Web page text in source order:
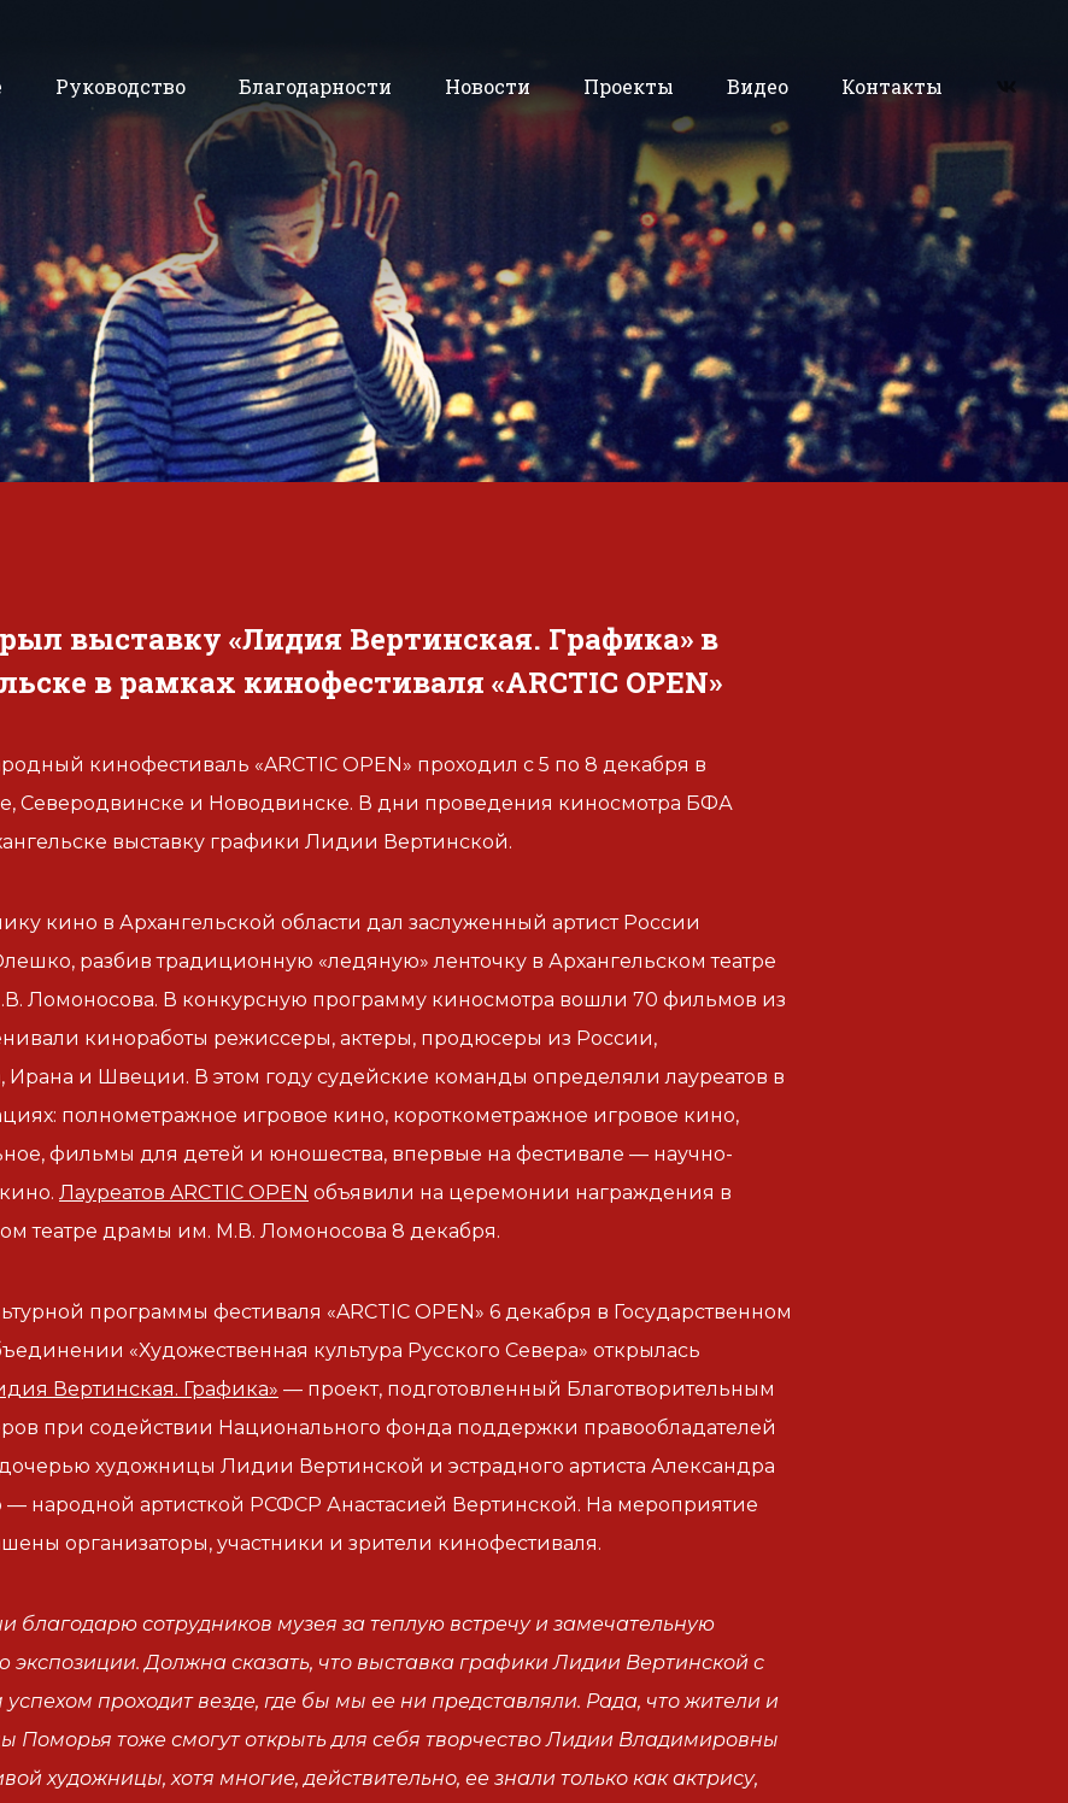
Руководство Благодарности Новости Проекты Видео Контакты
выставку «Лидия Вертинская. Графика» в
в рамках кинофестиваля «ARCTIC OPEN»
кинофестиваль «ARCTIC OPEN» проходил с 5 по 8 декабря в
Северодвинске и Новодвинске. В дни проведения киносмотра БФА
выставку графики Лидии Вертинской.
кино в Архангельской области дал заслуженный артист России
разбив традиционную «ледяную» ленточку в Архангельском театре
Ломоносова. В конкурсную программу киносмотра вошли 70 фильмов из
киноработы режиссеры, актеры, продюсеры из России,
Ирана и Швеции. В этом году судейские команды определяли лауреатов в
полнометражное игровое кино, короткометражное игровое кино,
фильмы для детей и юношества, впервые на фестивале — научно-
Лауреатов ARCTIC OPEN объявили на церемонии награждения в
театре драмы им. М.В. Ломоносова 8 декабря.
программы фестиваля «ARCTIC OPEN» 6 декабря в Государственном
«Художественная культура Русского Севера» открылась
Вертинская. Графика» — проект, подготовленный Благотворительным
при содействии Национального фонда поддержки правообладателей
художницы Лидии Вертинской и эстрадного артиста Александра
— народной артисткой РСФСР Анастасией Вертинской. На мероприятие
организаторы, участники и зрители кинофестиваля.
благодарю сотрудников музея за теплую встречу и замечательную
экспозиции. Должна сказать, что выставка графики Лидии Вертинской с
проходит везде, где бы мы ее ни представляли. Рада, что жители и
Поморья тоже смогут открыть для себя творчество Лидии Владимировны
художницы, хотя многие, действительно, ее знали только как актрису,